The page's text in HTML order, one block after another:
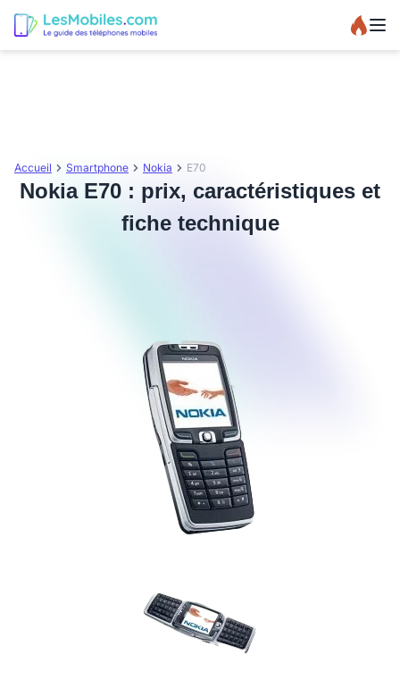
Accueil Smartphone Nokia E70
Nokia E70 : prix, caractéristiques et
fiche technique